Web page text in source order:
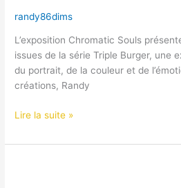
randy86dims
L’exposition Chromatic Souls
issues de la série Triple Burger, une
du portrait, de la couleur et de
créations, Randy
Triple
Lire la suite »